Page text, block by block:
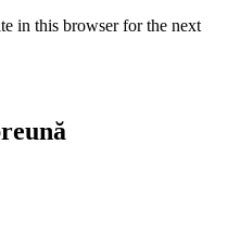
in this browser for the next